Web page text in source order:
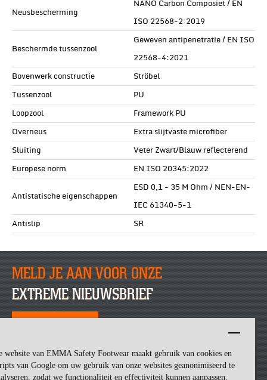
website van EMMA Safety Footwear maakt gebruik van cookies en
van Google om uw gebruik van onze websites geanonimiseerd te
zodat we functionaliteit en effectiviteit kunnen aanpassen.
Neusbescherming
NANO Carbon Composiet / EN
ISO 22568-2:2019
Beschermde tussenzool
Geweven antipenetratie / EN ISO
22568-4:2021
Bovenwerk constructie
Ströbel
Tussenzool
PU
Loopzool
Framework PU
Overneus
Extra slijtvaste microfiber
Sluiting
Veter Zwart/Blauw reflecterend
Europese norm
EN ISO 20345:2022
Antistatische eigenschappen
ESD 0,1 - 35 M Ohm / NEN-EN-
IEC 61340-5-1
Antislip
SR
MELD JE AAN VOOR ONZE
EXTREME NIEUWSBRIEF